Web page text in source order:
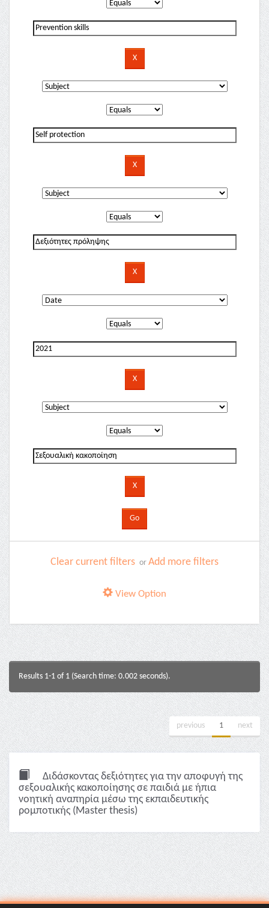
Clear current filters or Add more filters
View Option
Results 1-1 of 1 (Search time: 0.002 seconds).
previous 1 next
Διδάσκοντας δεξιότητες για την αποφυγή της
σεξουαλικής κακοποίησης σε παιδιά με ήπια
νοητική αναπηρία μέσω της εκπαιδευτικής
ρομποτικής (Master thesis)